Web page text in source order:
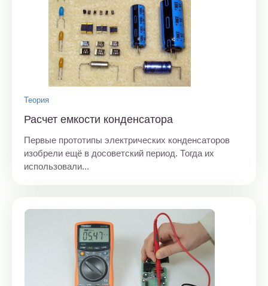
Теория
Расчет емкости конденсатора
Первые прототипы электрических конденсаторов
изобрели ещё в досоветский период. Тогда их
использовали...